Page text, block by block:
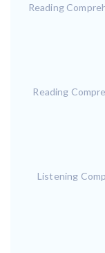
Reading
Reading
Listening